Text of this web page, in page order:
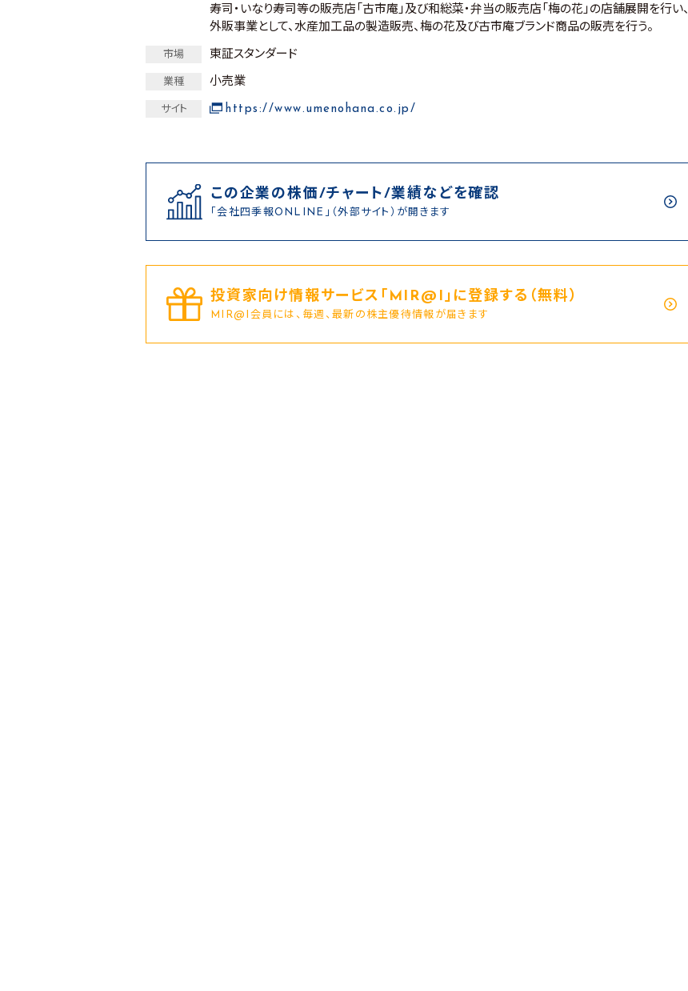
寿司・いなり寿司等の販売店「古市庵」及び和総菜・弁当の販売店「梅の花」の店舗展開を行い、
外販事業として、水産加工品の製造販売、梅の花及び古市庵ブランド商品の販売を行う。
市場 東証スタンダード
業種 小売業
サイト https://www.umenohana.co.jp/
この企業の株価/チャート/業績などを確認
「会社四季報ONLINE」（外部サイト）が開きます
投資家向け情報サービス｢MIR@I｣に登録する（無料）
MIR@I会員には、毎週、最新の株主優待情報が届きます